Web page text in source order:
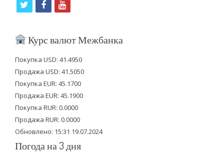
i
t
e
r
f
c
b
o
o
k
y
u
u
b
e
Курс валют Межбанка
Покупка USD: 41.4950
Продажа USD: 41.5050
Покупка EUR: 45.1700
Продажа EUR: 45.1900
Покупка RUR: 0.0000
Продажа RUR: 0.0000
Обновлено: 15:31 19.07.2024
Погода на 3 дня